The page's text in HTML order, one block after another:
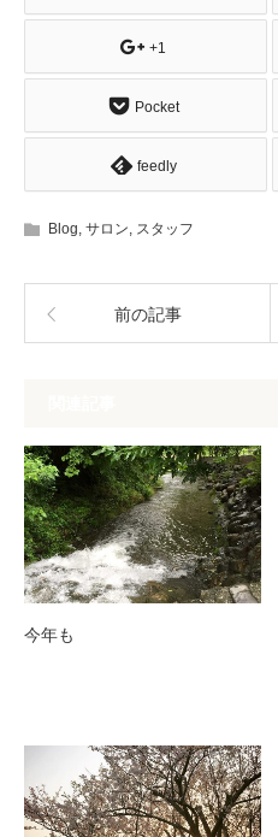
+1
Pocket
feedly
Blog, サロン, スタッフ
前の記事
今年も